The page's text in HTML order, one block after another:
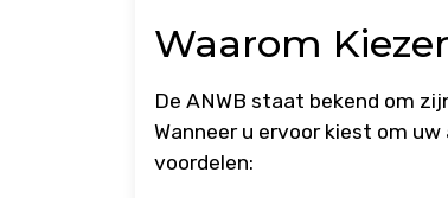
Waarom
De ANWB staat bekend om
Wanneer u ervoor kiest om
voordelen: